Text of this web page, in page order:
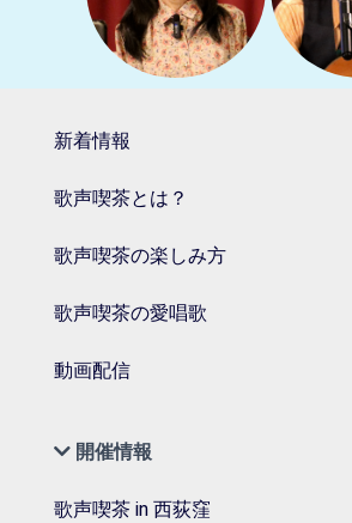
新着情報
歌声喫茶とは？
歌声喫茶の楽しみ方
歌声喫茶の愛唱歌
動画配信
開催情報
歌声喫茶 in 西荻窪